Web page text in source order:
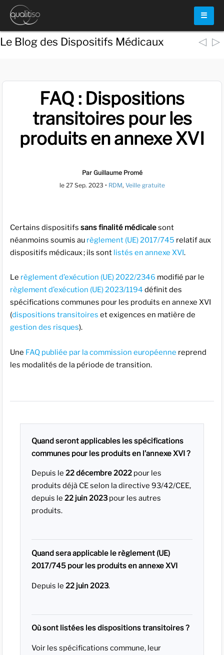
☰
Le Blog des Dispositifs Médicaux ◁ ▷
FAQ : Dispositions
transitoires pour les
produits en annexe XVI
Par Guillaume Promé
le 27 Sep. 2023 • RDM, Veille gratuite
Certains dispositifs sans finalité médicalesont
néanmoins soumis au règlement (UE) 2017/745 relatif aux
dispositifs médicaux ; ils sont listés en annexe XVI.
Le règlement d’exécution (UE) 2022/2346 modifié par le
règlement d’exécution (UE) 2023/1194 définit des
spécifications communes pour les produits en annexe XVI
(dispositions transitoires et exigences en matière de
gestion des risques).
Une FAQ publiée par la commission européenne reprend
les modalités de la période de transition.
Quand seront applicables les spécifications
communes pour les produits en l’annexe XVI ?
Depuis le22 décembre 2022 pour les
produits déjà CE selon la directive 93/42/CEE,
depuis le22 juin 2023 pour les autres
produits.
Quand sera applicable le règlement (UE)
2017/745 pour les produits en annexe XVI
Depuis le22 juin 2023.
Où sont listées les dispositions transitoires ?
Voir les spécifications commune, leur